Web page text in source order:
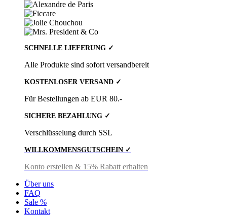
SCHNELLE LIEFERUNG ✓
Alle Produkte sind sofort versandbereit
KOSTENLOSER VERSAND ✓
Für Bestellungen ab EUR 80.-
SICHERE BEZAHLUNG ✓
Verschlüsselung durch SSL
WILLKOMMENSGUTSCHEIN ✓
Konto erstellen & 15% Rabatt erhalten
Über uns
FAQ
Sale %
Kontakt